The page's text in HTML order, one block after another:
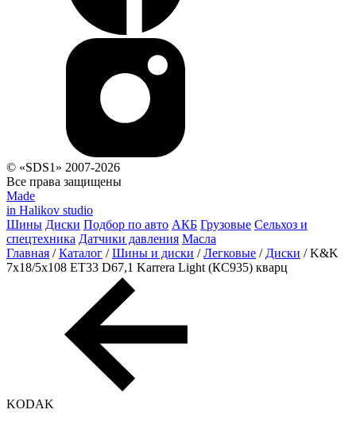
© «SDS1» 2007-2026
Все права защищены
Made
in Halikov studio
Шины Диски Подбор по авто АКБ Грузовые Сельхоз и
спецтехника Датчики давления Масла
Главная / Каталог / Шины и диски / Легковые / Диски / K&K
7x18/5x108 ET33 D67,1 Karrera Light (КС935) кварц
KODAK